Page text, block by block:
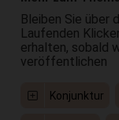
Bleiben Sie über
Laufenden
erhalten, sobald
veröffentlichen
Konjunktur